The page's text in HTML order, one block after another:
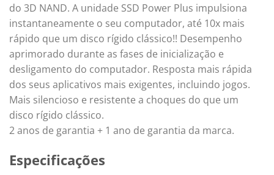
do 3D NAND. A unidade SSD Power Plus impulsiona
instantaneamente o seu computador, até 10x mais
rápido que um disco rígido clássico!! Desempenho
aprimorado durante as fases de inicialização e
desligamento do computador. Resposta mais rápida
dos seus aplicativos mais exigentes, incluindo jogos.
Mais silencioso e resistente a choques do que um
disco rígido clássico.
2 anos de garantia + 1 ano de garantia da marca.
Especificações